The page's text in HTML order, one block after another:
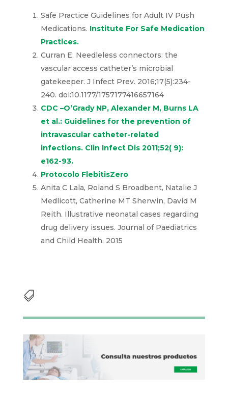
Safe Practice Guidelines for Adult IV Push
Medications. Institute For Safe Medication
Practices.
Curran E. Needleless connectors: the
vascular access catheter’s microbial
gatekeeper. J Infect Prev. 2016;17(5):234-
240. doi:10.1177/1757177416657164
CDC –O’Grady NP, Alexander M, Burns LA
et al.: Guidelines for the prevention of
intravascular catheter-related
infections. Clin Infect Dis 2011;52( 9):
e162-93.
Protocolo FlebitisZero
Anita C Lala, Roland S Broadbent, Natalie J
Medlicott, Catherine MT Sherwin, David M
Reith. Illustrative neonatal cases regarding
drug delivery issues. Journal of Paediatrics
and Child Health. 2015
